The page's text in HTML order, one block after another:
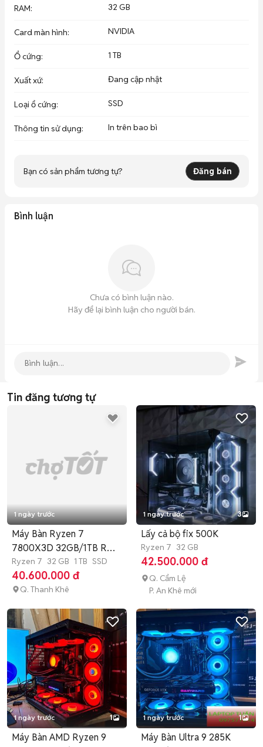
RAM: 32 GB
Card màn hình: NVIDIA
Ổ cứng: 1 TB
Xuất xứ: Đang cập nhật
Loại ổ cứng: SSD
Thông tin sử dụng: In trên bao bì
Bạn có sản phẩm tương tự? Đăng bán
Bình luận
Chưa có bình luận nào.
Hãy để lại bình luận cho người bán.
Tin đăng tương tự
1 ngày trước
Máy Bàn Ryzen 7
7800X3D 32GB/1TB RX
7800 XT 16GB
Ryzen 7 32 GB 1 TB SSD
40.600.000 đ
Q. Thanh Khê
1 ngày trước 3
Lấy cả bộ fix 500K
Ryzen 7 32 GB
42.500.000 đ
Q. Cẩm Lệ
P. An Khê mới
1 ngày trước 1
Máy Bàn AMD Ryzen 9
1 ngày trước 1
Máy Bàn Ultra 9 285K